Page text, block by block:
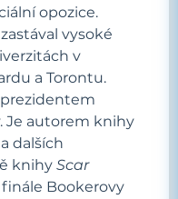
opozice.
vysoké
v
a Torontu.
Je autorem knihy
dalších
knihy Scar
Bookerovy